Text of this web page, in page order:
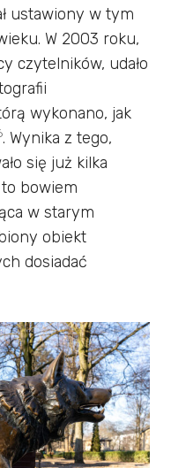
ustawiony w tym
W 2003 roku,
czytelników, udało
wykonano, jak
. Wynika z tego,
się już kilka
bowiem
w starym
obiekt
dosiadać